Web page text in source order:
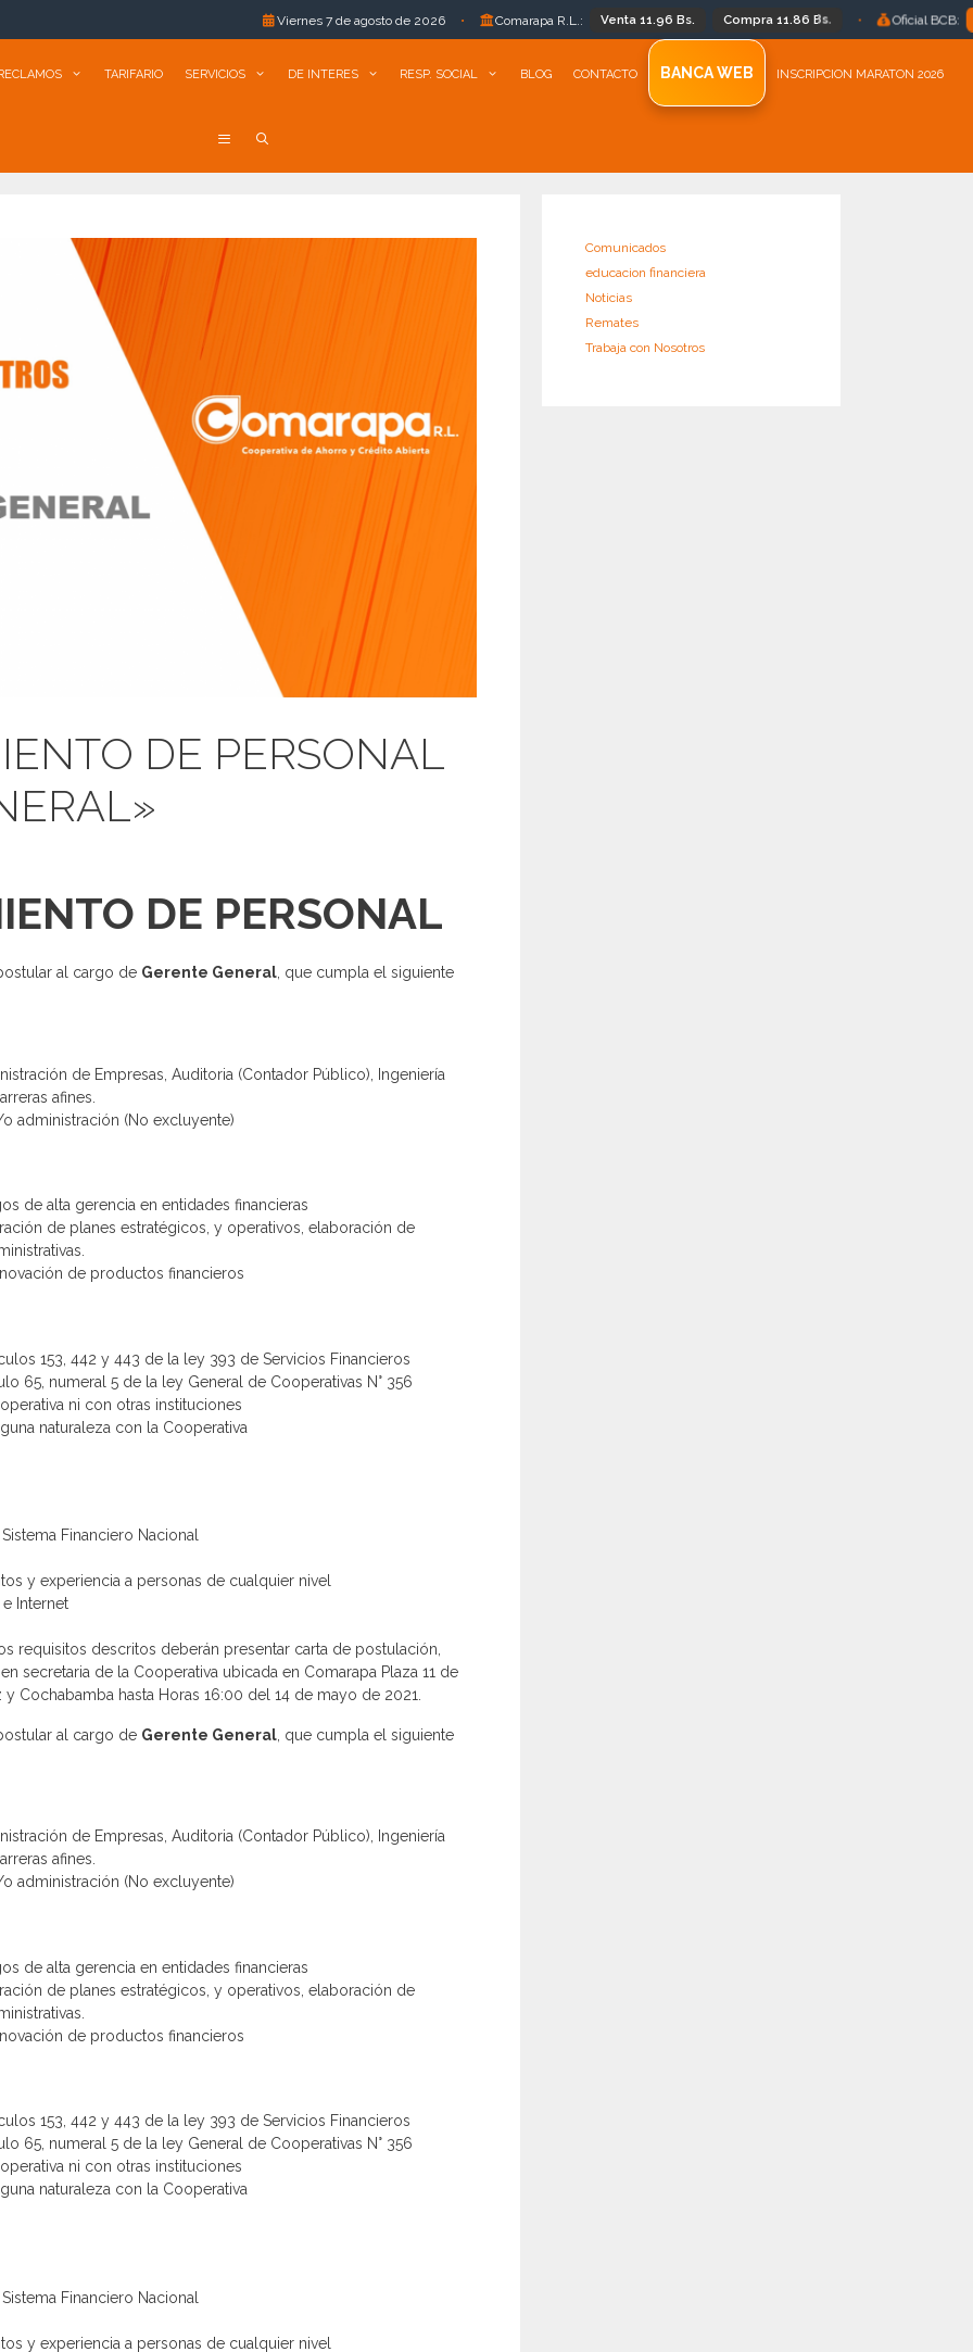
Viernes 7 de agosto de 2026 • Comarapa R.L.: Venta 11.96 Bs. Compra 11.86 Bs. • Oficial BCB: Bs 11.86
TARIFARIO SERVICIOS DE INTERES RESP. SOCIAL BLOG CONTACTO BANCA WEB INSCRIPCION MARATON 2026
DE PERSONAL
DE PERSONAL
al cargo de Gerente General, que cumpla el siguiente
de Empresas, Auditoria (Contador Público), Ingeniería
afines.
administración (No excluyente)
de alta gerencia en entidades financieras
de planes estratégicos, y operativos, elaboración de
de productos financieros
153, 442 y 443 de la ley 393 de Servicios Financieros
65, numeral 5 de la ley General de Cooperativas N° 356
ni con otras instituciones
naturaleza con la Cooperativa
Financiero Nacional
y experiencia a personas de cualquier nivel
Internet
requisitos descritos deberán presentar carta de postulación,
secretaria de la Cooperativa ubicada en Comarapa Plaza 11 de
y Cochabamba hasta Horas 16:00 del 14 de mayo de 2021.
al cargo de Gerente General , que cumpla el siguiente
de Empresas, Auditoria (Contador Público), Ingeniería
afines.
administración (No excluyente)
de alta gerencia en entidades financieras
de planes estratégicos, y operativos, elaboración de
de productos financieros
153, 442 y 443 de la ley 393 de Servicios Financieros
65, numeral 5 de la ley General de Cooperativas N° 356
ni con otras instituciones
naturaleza con la Cooperativa
Financiero Nacional
y experiencia a personas de cualquier nivel
Comunicados
educacion financiera
Noticias
Remates
Trabaja con Nosotros